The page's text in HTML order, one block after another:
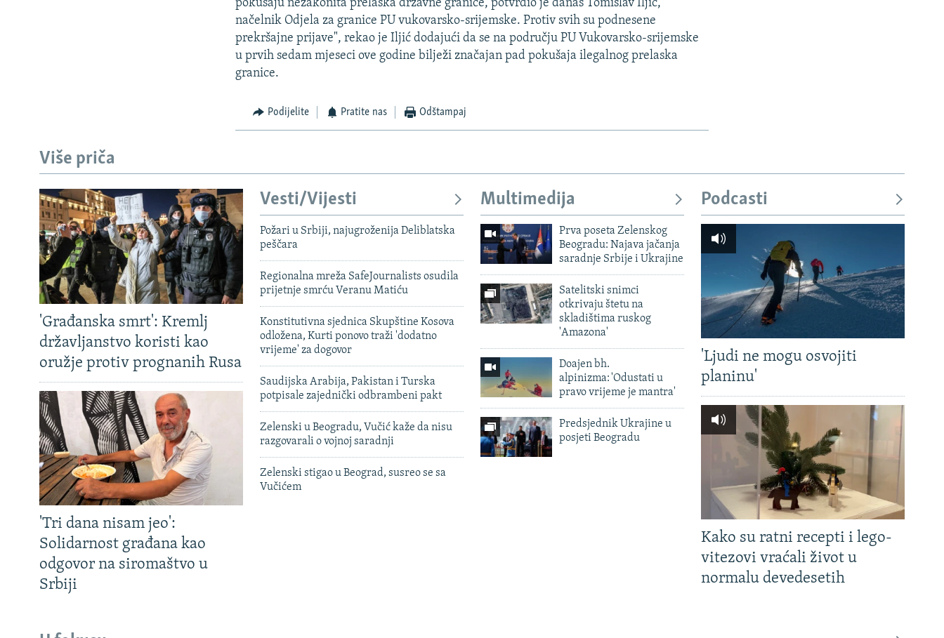
TV LIBERTY
MOJA EVROPA
TRI DECENIJE OD RATA U BIH
SVE KARTE DEJTONA
NASTANAK I RASPAD JUGOSLAVIJE
pokušaju nezakonita prelaska državne granice, potvrdio je danas Tomislav Iljić,
načelnik Odjela za granice PU vukovarsko-srijemske. Protiv svih su podnesene
prekršajne prijave", rekao je Iljić dodajući da se na području PU Vukovarsko-srijemske
u prvih sedam mjeseci ove godine bilježi značajan pad pokušaja ilegalnog prelaska
granice.
Podijelite Pratite nas Odštampaj
Više priča
'Građanska smrt': Kremlj
državljanstvo koristi kao
oružje protiv prognanih Rusa
'Tri dana nisam jeo':
Solidarnost građana kao
odgovor na siromaštvo u
Srbiji
Vesti/Vijesti
Požari u Srbiji, najugroženija Deliblatska
peščara
Regionalna mreža SafeJournalists osudila
prijetnje smrću Veranu Matiću
Konstitutivna sjednica Skupštine Kosova
odložena, Kurti ponovo traži 'dodatno
vrijeme' za dogovor
Saudijska Arabija, Pakistan i Turska
potpisale zajednički odbrambeni pakt
Zelenski u Beogradu, Vučić kaže da nisu
razgovarali o vojnoj saradnji
Zelenski stigao u Beograd, susreo se sa
Vučićem
Multimedija
Prva poseta Zelenskog
Beogradu: Najava jačanja
saradnje Srbije i Ukrajine
Satelitski snimci
otkrivaju štetu na
skladištima ruskog
'Amazona'
Doajen bh.
alpinizma: 'Odustati u
pravo vrijeme je mantra'
Predsjednik Ukrajine u
posjeti Beogradu
Podcasti
'Ljudi ne mogu osvojiti
planinu'
Kako su ratni recepti i lego-
vitezovi vraćali život u
normalu devedesetih